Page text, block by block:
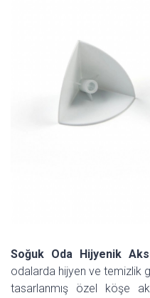
Soğuk Oda Hijyenik
odalarda hijyen ve temizlik
tasarlanmış özel köşe